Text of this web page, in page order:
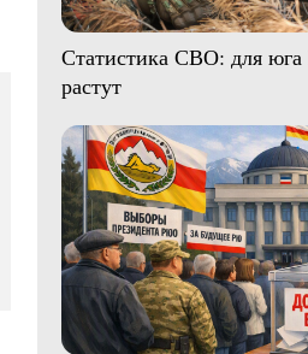
Статистика СВО: для юга
растут